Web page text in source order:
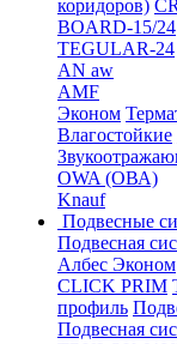
коридоров)
BOARD-15/24
TEGULAR-24
AN aw
AMF
Эконом
Влагостойкие
OWA (ОВА)
Knauf
Подвесные
Подвесная
Албес Эконом
CLICK PRIM
профиль
Подвесная